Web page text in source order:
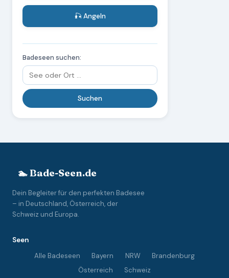
🎣 Angeln
Badeseen suchen:
🏊 Bade-Seen.de
Dein Begleiter für den perfekten Badesee
– in Deutschland, Österreich, der
Schweiz und Europa.
Seen
Alle Badeseen
Bayern NRW
Brandenburg
Österreich
Schweiz